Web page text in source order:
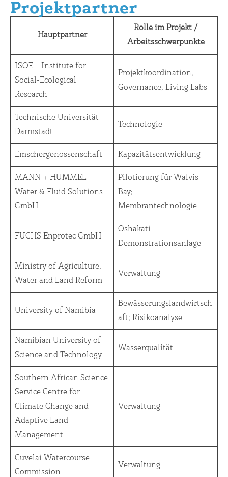
Projektpartner
Hauptpartner
Rolle im Projekt /
Arbeitsschwerpunkte
ISOE – Institute for
Social-Ecological
Research
Projektkoordination,
Governance, Living Labs
Technische Universität
Darmstadt
Technologie
Emschergenossenschaft Kapazitätsentwicklung
MANN + HUMMEL
Water & Fluid Solutions
GmbH
Pilotierung für Walvis
Bay;
Membrantechnologie
FUCHS Enprotec GmbH
Oshakati
Demonstrationsanlage
Ministry of Agriculture,
Water and Land Reform
Verwaltung
University of Namibia
Bewässerungslandwirtsch
aft; Risikoanalyse
Namibian University of
Science and Technology
Wasserqualität
Southern African Science
Service Centre for
Climate Change and
Adaptive Land
Management
Verwaltung
Cuvelai Watercourse
Commission
Verwaltung